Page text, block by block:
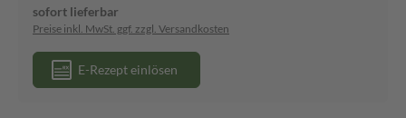
sofort lieferbar
Preise inkl. MwSt. ggf. zzgl. Versandkosten
E-Rezept einlösen